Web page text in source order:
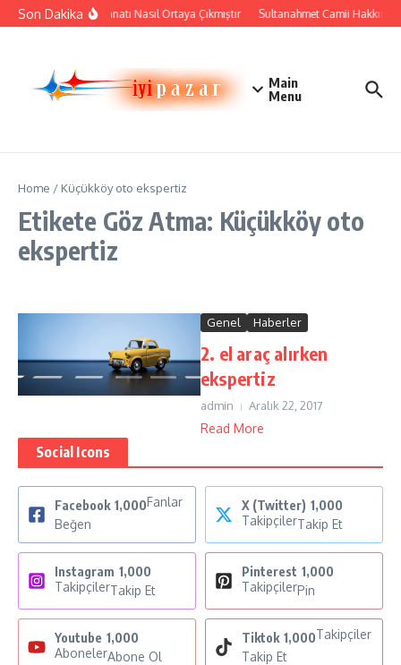
İçeriğe atla
Son DakikaÇini Sanatı Nasıl Ortaya Çıkmıştır Sultanahmet Camii
Main
Menu
Home / Küçükköy oto ekspertiz
Etikete Göz Atma: Küçükköy oto
ekspertiz
Genel Haberler
2. el araç alırken
ekspertiz
admin Aralık 22, 2017
Read More
Social Icons
Facebook 1,000Fanlar
Beğen
X (Twitter) 1,000
TakipçilerTakip Et
Instagram 1,000
TakipçilerTakip Et
Pinterest 1,000
TakipçilerPin
Youtube 1,000
AbonelerAbone Ol
Tiktok 1,000Takipçiler
Takip Et